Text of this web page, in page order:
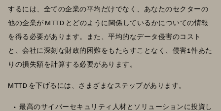
するには、全ての企業の平均だけでなく、あなたのセクターの
他の企業が MTTD とどのように関係しているかについての情報
を得る必要があります。また、平均的なデータ侵害のコスト
と、会社に深刻な財政的困難をもたらすことなく、侵害1件あた
りの損失額を計算する必要があります。
MTTD を下げるには、さまざまなステップがあります。
最高のサイバーセキュリティ人材とソリューションに投資し